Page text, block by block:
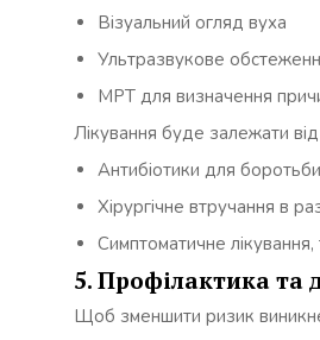
Візуальний огляд вуха
Ультразвукове
МРТ для визначення
Лікування буде залежати
Антибіотики для
Хірургічне втручання в
Симптоматичне
5. Профілактика та
Щоб зменшити ризик